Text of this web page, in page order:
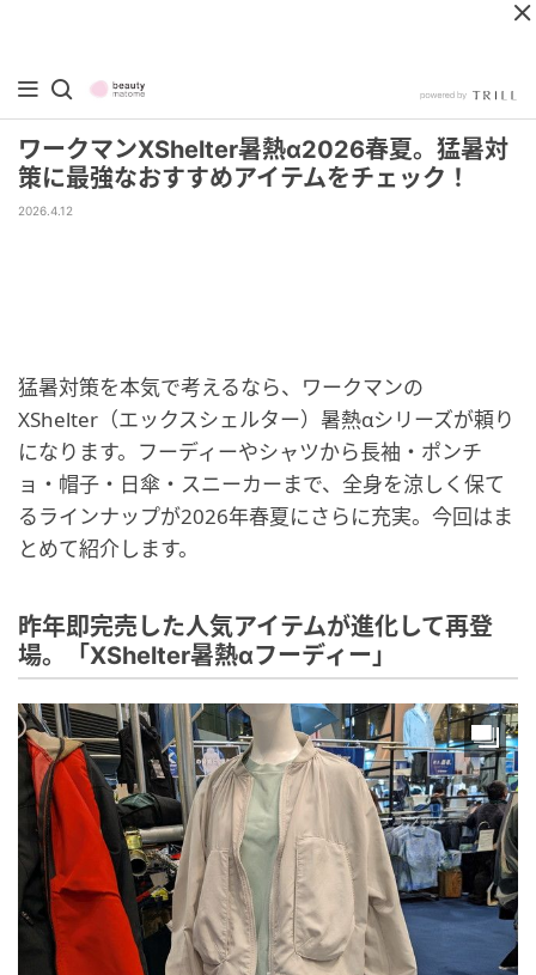
ワークマンXShelter暑熱α2026春夏。猛暑対
策に最強なおすすめアイテムをチェック！
2026.4.12
猛暑対策を本気で考えるなら、ワークマンの
XShelter（エックスシェルター）暑熱αシリーズが頼り
になります。フーディーやシャツから長袖・ポンチ
ョ・帽子・日傘・スニーカーまで、全身を涼しく保て
るラインナップが2026年春夏にさらに充実。今回はま
とめて紹介します。
昨年即完売した人気アイテムが進化して再登
場。「XShelter暑熱αフーディー」